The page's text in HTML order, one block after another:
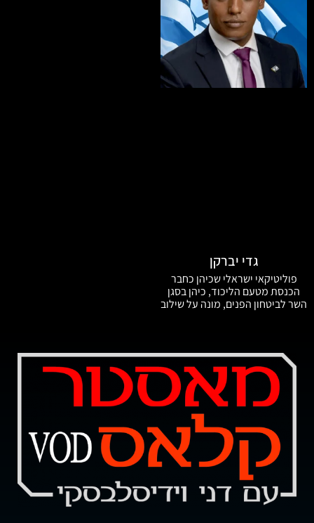
גדי יברקן
פוליטיקאי ישראלי שכיהן כחבר
הכנסת מטעם הליכוד, כיהן בסגן
השר לביטחון הפנים, מונה על שילוב